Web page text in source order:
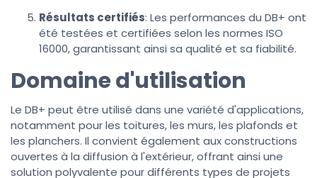
Résultats certifiés: Les performances du DB+ ont
été testées et certifiées selon les normes ISO
16000, garantissant ainsi sa qualité et sa fiabilité.
Domaine d'utilisation
Le DB+ peut être utilisé dans une variété d'applications,
notamment pour les toitures, les murs, les plafonds et
les planchers. Il convient également aux constructions
ouvertes à la diffusion à l'extérieur, offrant ainsi une
solution polyvalente pour différents types de projets